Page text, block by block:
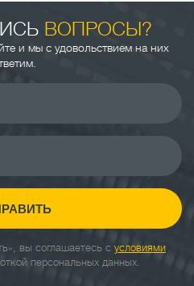
ВОПРОСЫ?
и мы с удовольствием на них
вы соглашаетесь с условиями
персональных данных.